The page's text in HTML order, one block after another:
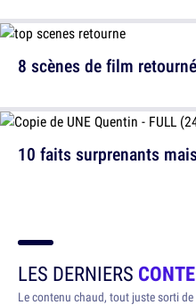
10 faits surprenants
8 scènes de film
LES DERNIERS
Le contenu chaud, tout juste sorti